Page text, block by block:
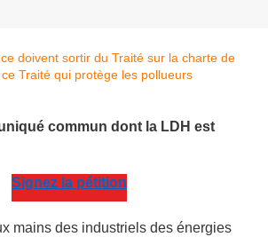
commun dont la LDH est
Signez la pétition
mains des industriels des énergies